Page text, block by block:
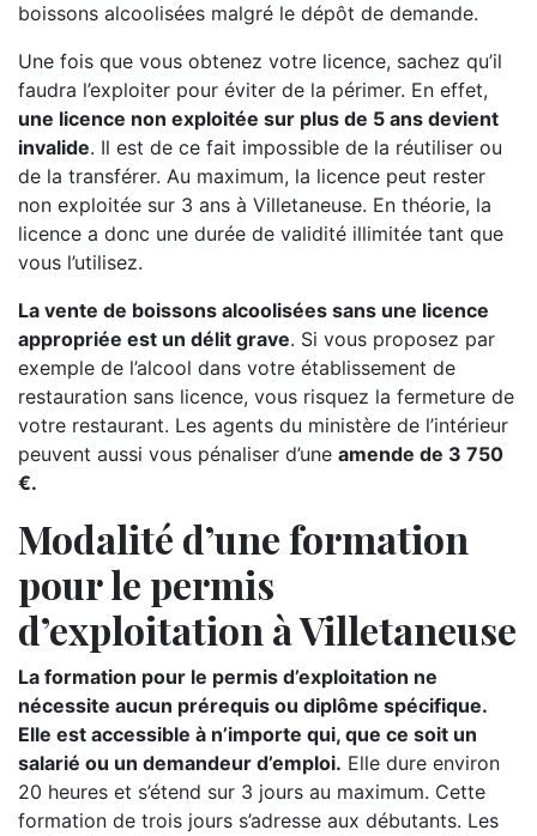
boissons alcoolisées malgré le dépôt de demande.
Une fois que vous obtenez votre licence, sachez qu’il
faudra l’exploiter pour éviter de la périmer. En effet,
une licence non exploitée sur plus de 5 ans devient
invalide. Il est de ce fait impossible de la réutiliser ou
de la transférer. Au maximum, la licence peut rester
non exploitée sur 3 ans à Villetaneuse. En théorie, la
licence a donc une durée de validité illimitée tant que
vous l’utilisez.
La vente de boissons alcoolisées sans une licence
appropriée est un délit grave. Si vous proposez par
exemple de l’alcool dans votre établissement de
restauration sans licence, vous risquez la fermeture de
votre restaurant. Les agents du ministère de l’intérieur
peuvent aussi vous pénaliser d’une amende de 3 750
€.
Modalité d’une formation
pour le permis
d’exploitation à Villetaneuse
La formation pour le permis d’exploitation ne
nécessite aucun prérequis ou diplôme spécifique.
Elle est accessible à n’importe qui, que ce soit un
salarié ou un demandeur d’emploi. Elle dure environ
20 heures et s’étend sur 3 jours au maximum. Cette
formation de trois jours s’adresse aux débutants. Les